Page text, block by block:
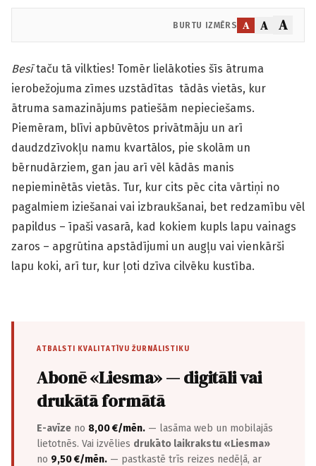
BURTU IZMĒRS A A A
Besītaču tā vilkties! Tomēr lielākoties šīs ātruma
ierobežojuma zīmes uzstādītas tādās vietās, kur
ātruma samazinājums patiešām nepieciešams.
Piemēram, blīvi apbūvētos privātmāju un arī
daudzdzīvokļu namu kvartālos, pie skolām un
bērnudārziem, gan jau arī vēl kādās manis
nepieminētās vietās. Tur, kur cits pēc cita vārtiņi no
pagalmiem iziešanai vai izbraukšanai, bet redzamību vēl
papildus – īpaši vasarā, kad kokiem kupls lapu vainags
zaros – apgrūtina apstādījumi un augļu vai vienkārši
lapu koki, arī tur, kur ļoti dzīva cilvēku kustība.
ATBALSTI KVALITATĪVU ŽURNĀLISTIKU
Abonē «Liesma» — digitāli vai
drukātā formātā
E-avīze no 8,00 €/mēn. — lasāma web un mobilajās
lietotnēs. Vai izvēlies drukāto laikrakstu «Liesma»
no 9,50 €/mēn. — pastkastē trīs reizes nedēļā, ar